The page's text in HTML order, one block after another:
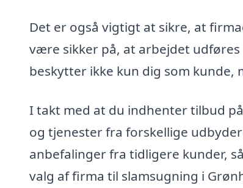
Det er også vigtigt at sikre, at
være sikker på, at arbejdet
beskytter ikke kun dig som kunde,
I takt med at du indhenter tilbud
og tjenester fra forskellige
anbefalinger fra tidligere kunder,
valg af firma til slamsugning i